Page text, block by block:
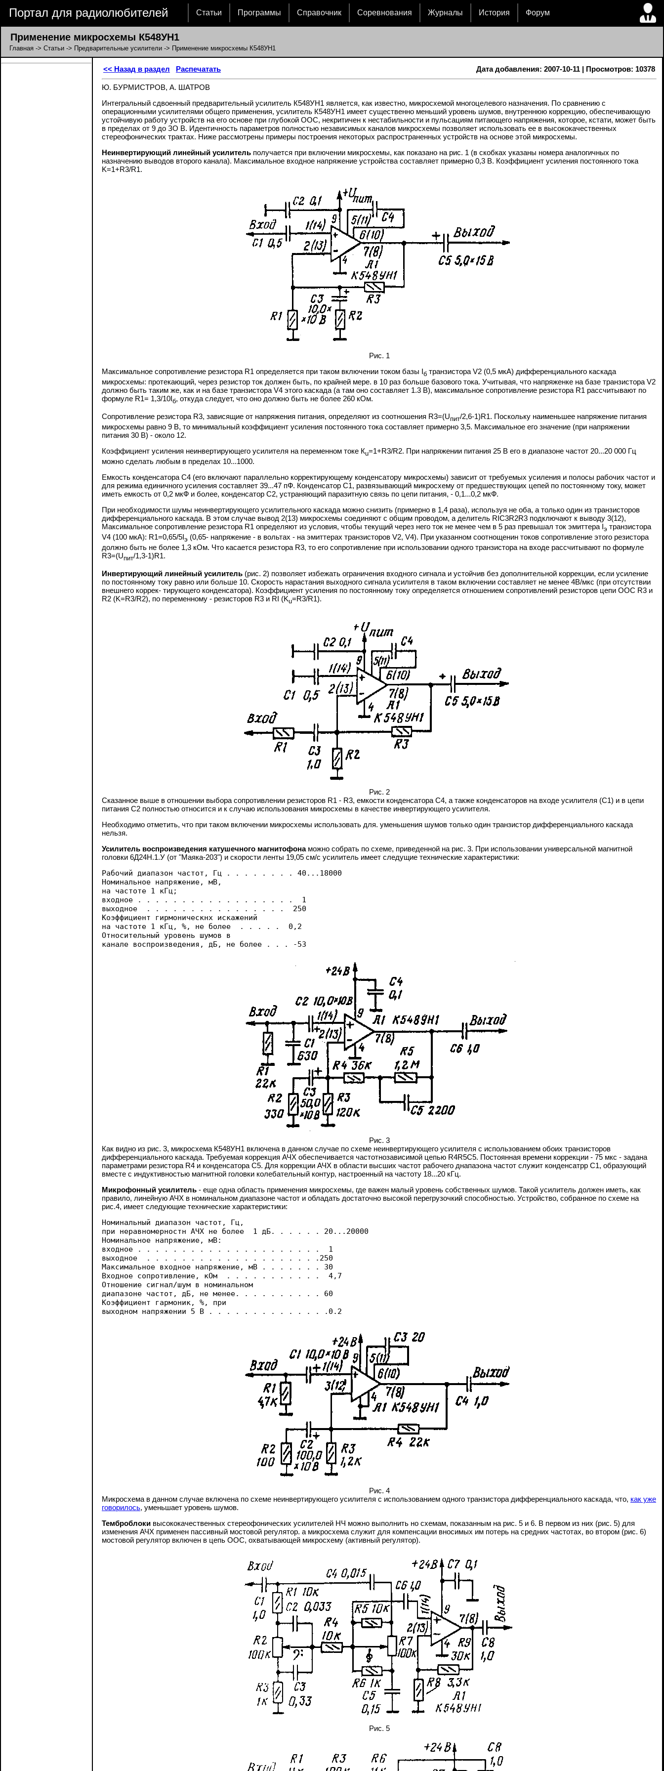
Портал для радиолюбителей Статьи Программы Справочник Соревнования Журналы История Форум
Применение микросхемы К548УН1
Главная -> Статьи -> Предварительные усилители -> Применение микросхемы К548УН1
<< Назад в раздел Распечатать Дата добавления: 2007-10-11 | Просмотров: 10378
Ю. БУРМИСТРОВ, А. ШАТРОВ
Интегральный сдвоенный предварительный усилитель К548УН1 является, как известно, микросхемой многоцелевого назначения. По сравнению с
операционными усилителями общего применения, усилитель К548УН1 имеет существенно меньший уровень шумов, внутреннюю коррекцию, обеспечивающую
устойчивую работу устройств на его основе при глубокой ООС, некритичен к нестабильности и пульсациям питающего напряжения, которое, кстати, может быть
в пределах от 9 до ЗО В. Идентичность параметров полностью независимых каналов микросхемы позволяет использовать ее в высококачественных
стереофонических трактах. Ниже рассмотрены примеры построения некоторых распространенных устройств на основе этой микросхемы.
Неинвертирующий линейный усилитель получается при включении микросхемы, как показано на рис. 1 (в скобках указаны номера аналогичных по
назначению выводов второго канала). Максимальное входное напряжение устройства составляет примерно 0,3 В. Коэффициент усиления постоянного тока
K=1+R3/R1.
Рис. 1
Максимальное сопротивление резистора R1 определяется при таком включении током базы Iб транзистора V2 (0,5 мкА) дифференциального каскада
микросхемы: протекающий, через резистор ток должен быть, по крайней мере. в 10 раз больше базового тока. Учитывая, что напряженке на базе транзистора V2
должно быть таким же, как и на базе транзистора V4 этого каскада (а там оно составляет 1.3 В), максимальное сопротивление резистора R1 рассчитывают по
формуле R1= 1,3/10Iб, откуда следует, что оно должно быть не более 260 кОм.
Сопротивление резистора R3, зависящие от напряжения питания, определяют из соотношения R3=(Uпит/2,6-1)R1. Поскольку наименьшее напряжение питания
микросхемы равно 9 В, то минимальный коэффициент усиления постоянного тока составляет примерно 3,5. Максимальное его значение (при напряжении
питания 30 В) - около 12.
Коэффициент усиления неинвертирующего усилителя на переменном токе Кu=1+R3/R2. При напряжении питания 25 В его в диапазоне частот 20...20 000 Гц
можно сделать любым в пределах 10...1000.
Емкость конденсатора С4 (его включают параллельно корректирующему конденсатору микросхемы) зависит от требуемых усиления и полосы рабочих частот и
для режима единичного усиления составляет 39...47 пФ. Конденсатор С1, развязывающий микросхему от предшествующих цепей по постоянному току, может
иметь емкость от 0,2 мкФ и более, конденсатор С2, устраняющий паразитную связь по цепи питания, - 0,1...0,2 мкФ.
При необходимости шумы неинвертирующего усилительного каскада можно снизить (примерно в 1,4 раза), используя не оба, а только один из транзисторов
дифференциального каскада. В этом случае вывод 2(13) микросхемы соединяют с общим проводом, а делитель RIC3R2R3 подключают к выводу 3(12),
Максимальное сопротивление резистора R1 определяют из условия, чтобы текущий через него ток не менее чем в 5 раз превышал ток эмиттера Iэ транзистора
V4 (100 мкА): R1=0,65/5Iэ (0,65- напряжение - в вольтах - на эмиттерах транзисторов V2, V4). При указанном соотнощенин токов сопротивление этого резистора
должно быть не более 1,3 кОм. Что касается резистора R3, то его сопротивление при использовании одного транзистора на входе рассчитывают по формуле
R3=(Uпит/1,3-1)R1.
Инвертирующий линейный усилитель (рис. 2) позволяет избежать ограничения входного сигнала и устойчив без дополнительной коррекции, если усиление
по постоянному току равно или больше 10. Скорость нарастания выходного сигнала усилителя в таком включении составляет не менее 4В/мкс (при отсутствии
внешнего коррек- тирующего конденсатора). Коэффициент усиления по постоянному току определяется отношением сопротивлений резисторов цепи ООС R3 и
R2 (K=R3/R2), по переменному - резисторов R3 и RI (Ku=R3/R1).
Рис. 2
Сказанное выше в отношении выбора сопротивлении резисторов R1 - R3, емкости конденсатора С4, а также конденсаторов на входе усилителя (С1) и в цепи
питания С2 полностью относится и к случаю использования микросхемы в качестве инвертирующего усилителя.
Необходимо отметить, что при таком включении микросхемы использовать для. уменьшения шумов только один транзистор дифференциального каскада
нельзя.
Усилитель воспроизведения катушечного магнитофонаможно собрать по схеме, приведенной на рис. 3. При использовании универсальной магнитной
головки 6Д24Н.1.У (от "Маяка-203") и скорости ленты 19,05 см/с усилитель имеет следущие технические характеристики:
Рабочий диапазон частот, Гц . . . . . . . . 40...18000
Номинальное напряжение, мВ,
на частоте 1 кГц;
входное . . . . . . . . . . . . . . . . . .  1
выходное  . . . . . . . . . . . . . . . .  250
Коэффициент гирмоническнх искажений
на частоте 1 кГц, %, не более  . . . . .  0,2
Относительный уровень шумов в
Рис. 3
Как видно из рис. 3, микросхема К548УН1 включена в данном случае по схеме неинвертирующего усилителя с использованием обоих транзисторов
дифференциального каскада. Требуемая коррекция АЧХ обеспечивается частотнозависимой цепью R4R5C5. Постоянная времени коррекции - 75 мкс - задана
параметрами резистора R4 и конденсатора С5. Для коррекции АЧХ в области высших частот рабочего днапаэона частот служит конденсатрр С1, образующий
вместе c индуктивностью магнитной головки колебательный контур, настроенный на частоту 18...20 кГц.
Микрофонный усилитель - еще одна область применения микросхемы, где важен малый уровень собственных шумов. Такой усилитель должен иметь, как
правило, линейную АЧХ в номинальном диапазоне частот и обладать достаточно высокой перегрузочкий способностью. Устройство, собранное по схеме на
рис.4, имеет следующие технические характеристики:
Номинальный диапазон частот, Гц,
при неравномерностн АЧХ не более  1 дБ. . . . . . 20...20000
Hoминальное напряжение, мВ:
входное . . . . . . . . . . . . . . . . . . . . .  1
выходное  . . . . . . . . . . . . . . . . . . . .250
Максимальное входное напряжение, мВ . . . . . . . 30
Входное сопротивление, кОм  . . . . . . . . . . .  4,7
Отношение сигнал/шум в номинальном
диапазоне частот, дБ, не менее. . . . . . . . . . 60
Коэффициент гармоник, %, при
Рис. 4
Микросхема в данном случае включена по схеме неинвертирующего усилителя с использованием одного транзистора дифференциального каскада, что, как уже
говорилось, уменьшает уровень шумов.
Темброблоки высококачественных стереофонических усилителей НЧ можно выполнить но схемам, показанным на рис. 5 и 6. В первом из них (рис. 5) для
изменения АЧХ применен пассивный мостовой регулятор. а микросхема служит для компенсации вносимых им потерь на средних частотах, во втором (рис. 6)
мостовой регулятор включен в цепь ООС, охватывающей микросхему (активный регулятор).
Рис. 5